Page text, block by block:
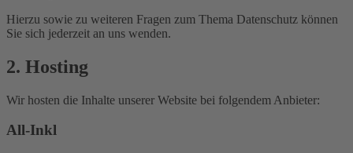
Hierzu sowie zu weiteren Fragen zum Thema Datenschutz können
Sie sich jederzeit an uns wenden.
2. Hosting
Wir hosten die Inhalte unserer Website bei folgendem Anbieter:
All-Inkl